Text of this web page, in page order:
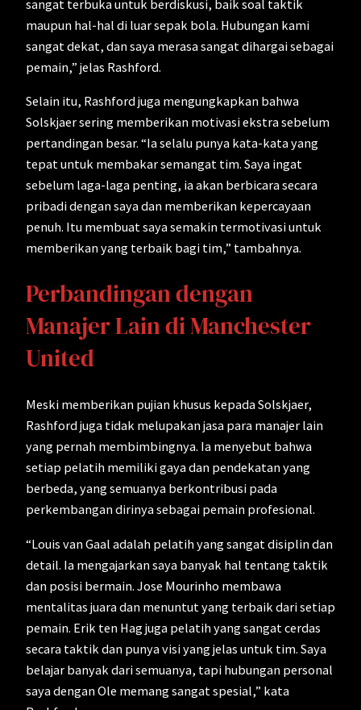
sangat terbuka untuk berdiskusi, baik soal taktik
maupun hal-hal di luar sepak bola. Hubungan kami
sangat dekat, dan saya merasa sangat dihargai sebagai
pemain,” jelas Rashford.
Selain itu, Rashford juga mengungkapkan bahwa
Solskjaer sering memberikan motivasi ekstra sebelum
pertandingan besar. “Ia selalu punya kata-kata yang
tepat untuk membakar semangat tim. Saya ingat
sebelum laga-laga penting, ia akan berbicara secara
pribadi dengan saya dan memberikan kepercayaan
penuh. Itu membuat saya semakin termotivasi untuk
memberikan yang terbaik bagi tim,” tambahnya.
Perbandingan dengan
Manajer Lain di Manchester
United
Meski memberikan pujian khusus kepada Solskjaer,
Rashford juga tidak melupakan jasa para manajer lain
yang pernah membimbingnya. Ia menyebut bahwa
setiap pelatih memiliki gaya dan pendekatan yang
berbeda, yang semuanya berkontribusi pada
perkembangan dirinya sebagai pemain profesional.
“Louis van Gaal adalah pelatih yang sangat disiplin dan
detail. Ia mengajarkan saya banyak hal tentang taktik
dan posisi bermain. Jose Mourinho membawa
mentalitas juara dan menuntut yang terbaik dari setiap
pemain. Erik ten Hag juga pelatih yang sangat cerdas
secara taktik dan punya visi yang jelas untuk tim. Saya
belajar banyak dari semuanya, tapi hubungan personal
saya dengan Ole memang sangat spesial,” kata